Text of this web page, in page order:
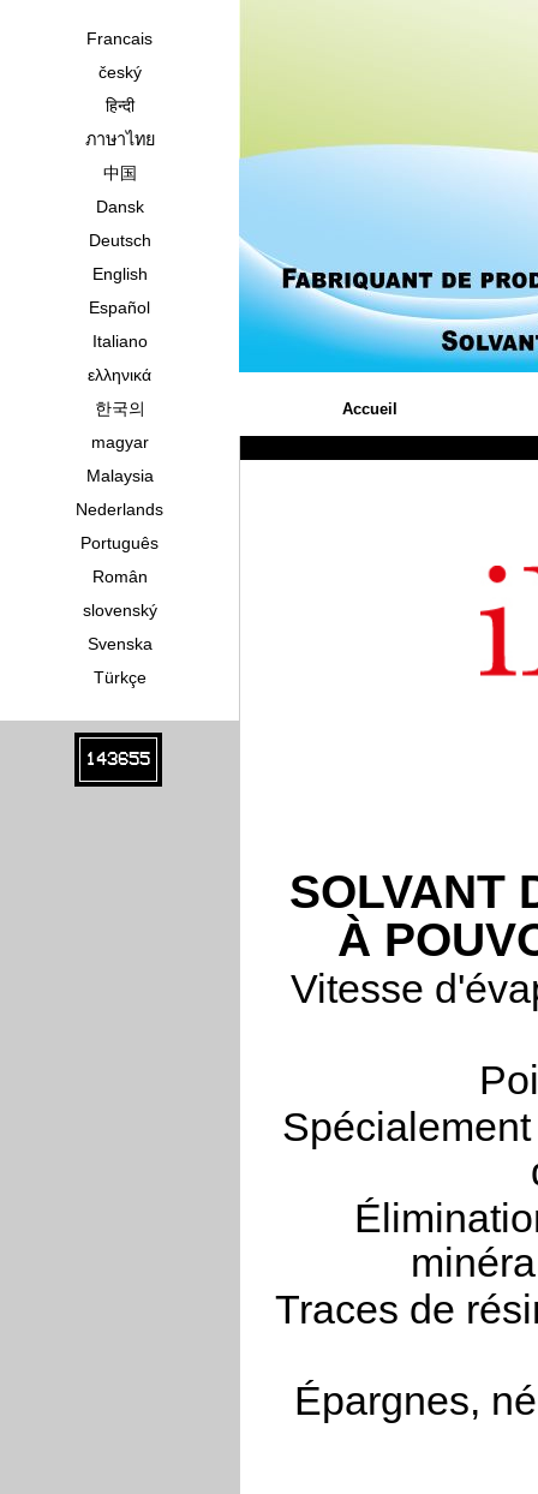
Francais
český
हिन्दी
ภาษาไทย
中国
Dansk
Deutsch
English
Español
Italiano
ελληνικά
한국의
magyar
Malaysia
Nederlands
Português
Român
slovenský
Svenska
Türkçe
143655
Accueil
SOLVANT
À
Vitesse
Traces de
Épargnes,